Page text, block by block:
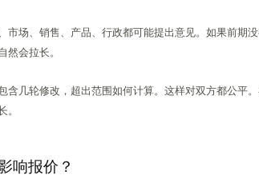
市场、销售、产品、行政都可能提出意见。如果前期
然会拉长。
含几轮修改，超出范围如何计算。这样对双方都公平
。
响报价？